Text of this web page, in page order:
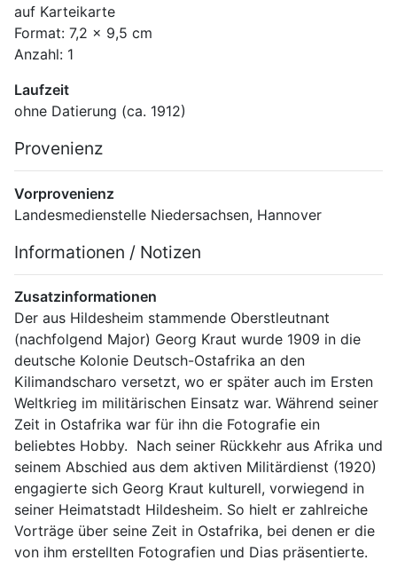
auf Karteikarte
Format: 7,2 x 9,5 cm
Anzahl: 1
Laufzeit
ohne Datierung (ca. 1912)
Provenienz
Vorprovenienz
Landesmedienstelle Niedersachsen, Hannover
Informationen / Notizen
Zusatzinformationen
Der aus Hildesheim stammende Oberstleutnant
(nachfolgend Major) Georg Kraut wurde 1909 in die
deutsche Kolonie Deutsch-Ostafrika an den
Kilimandscharo versetzt, wo er später auch im Ersten
Weltkrieg im militärischen Einsatz war. Während seiner
Zeit in Ostafrika war für ihn die Fotografie ein
beliebtes Hobby.  Nach seiner Rückkehr aus Afrika und
seinem Abschied aus dem aktiven Militärdienst (1920)
engagierte sich Georg Kraut kulturell, vorwiegend in
seiner Heimatstadt Hildesheim. So hielt er zahlreiche
Vorträge über seine Zeit in Ostafrika, bei denen er die
von ihm erstellten Fotografien und Dias präsentierte.